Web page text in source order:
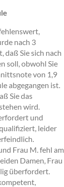
nach 3
Sie sich nach
soll, obwohl Sie
von 1,9
abgegangen ist.
Sie das
wird.
und
leider
Frau M. fehl am
Damen, Frau
überfordert.